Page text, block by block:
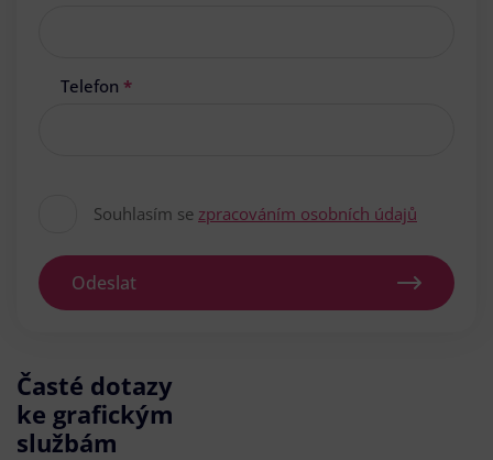
Telefon *
Souhlasím se zpracováním osobních údajů
Odeslat
Časté dotazy
ke grafickým
službám